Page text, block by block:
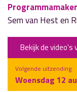
Sem van Hest en
Bekijk de video's
Volgende uitzending:
Woensdag 12